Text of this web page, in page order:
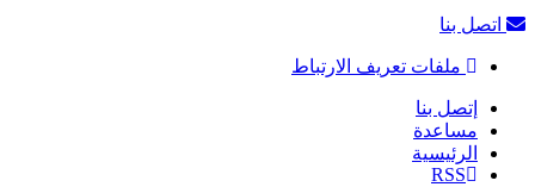
اتصل بنا
ملفات تعريف الارتباط
إتصل بنا
مساعدة
الرئيسية
RSS